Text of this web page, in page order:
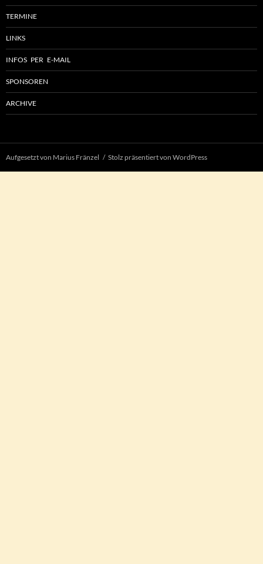
TERMINE
LINKS
INFOS PER E-MAIL
SPONSOREN
ARCHIVE
Aufgesetzt von Marius Fränzel Stolz präsentiert von WordPress